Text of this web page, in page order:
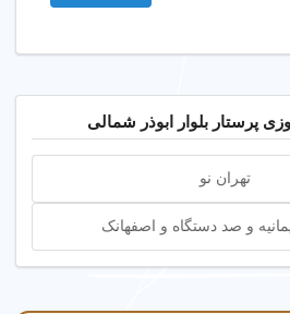
پرستار بلوار ابوذر شمالی
تهران نو
و صد دستگاه و اصفهانک